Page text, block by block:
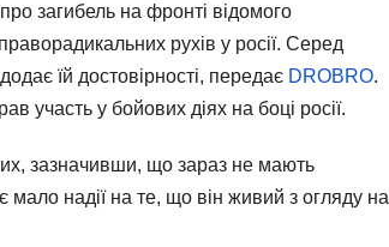
загибель на фронті відомого
рухів у росії. Серед
їй достовірності, передає DROBRO.
участь у бойових діях на боці росії.
зазначивши, що зараз не мають
надії на те, що він живий з огляду на